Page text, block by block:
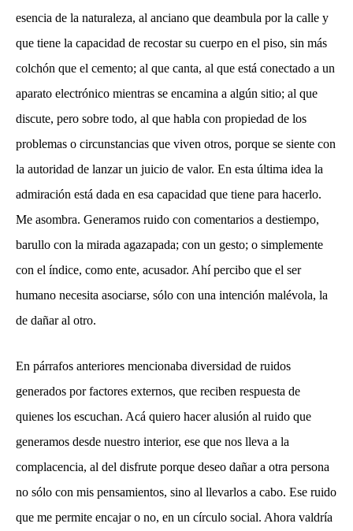
esencia de la naturaleza, al anciano que deambula por la calle y
que tiene la capacidad de recostar su cuerpo en el piso, sin más
colchón que el cemento; al que canta, al que está conectado a un
aparato electrónico mientras se encamina a algún sitio; al que
discute, pero sobre todo, al que habla con propiedad de los
problemas o circunstancias que viven otros, porque se siente con
la autoridad de lanzar un juicio de valor. En esta última idea la
admiración está dada en esa capacidad que tiene para hacerlo.
Me asombra. Generamos ruido con comentarios a destiempo,
barullo con la mirada agazapada; con un gesto; o simplemente
con el índice, como ente, acusador. Ahí percibo que el ser
humano necesita asociarse, sólo con una intención malévola, la
de dañar al otro.
En párrafos anteriores mencionaba diversidad de ruidos
generados por factores externos, que reciben respuesta de
quienes los escuchan. Acá quiero hacer alusión al ruido que
generamos desde nuestro interior, ese que nos lleva a la
complacencia, al del disfrute porque deseo dañar a otra persona
no sólo con mis pensamientos, sino al llevarlos a cabo. Ese ruido
que me permite encajar o no, en un círculo social. Ahora valdría